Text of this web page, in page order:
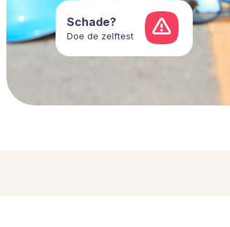
Schade?
Doe de zelftest